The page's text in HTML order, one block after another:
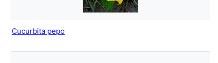
Cucurbita pepo